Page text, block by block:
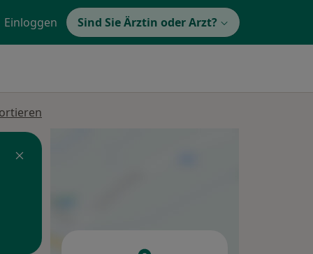
Einloggen Sind Sie Ärztin oder Arzt?